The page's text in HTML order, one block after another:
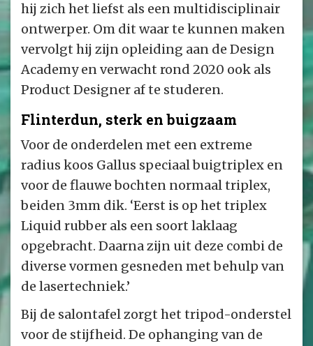
hij zich het liefst als een multidisciplinair
ontwerper. Om dit waar te kunnen maken
vervolgt hij zijn opleiding aan de Design
Academy en verwacht rond 2020 ook als
Product Designer af te studeren.
Flinterdun, sterk en buigzaam
Voor de onderdelen met een extreme
radius koos Gallus speciaal buigtriplex en
voor de flauwe bochten normaal triplex,
beiden 3mm dik. ‘Eerst is op het triplex
Liquid rubber als een soort laklaag
opgebracht. Daarna zijn uit deze combi de
diverse vormen gesneden met behulp van
de lasertechniek.’
Bij de salontafel zorgt het tripod-onderstel
voor de stijfheid. De ophanging van de